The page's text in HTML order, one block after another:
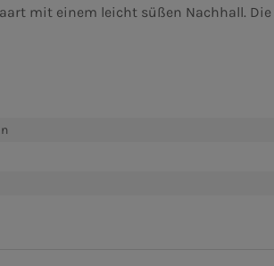
mit einem leicht süßen Nachhall.